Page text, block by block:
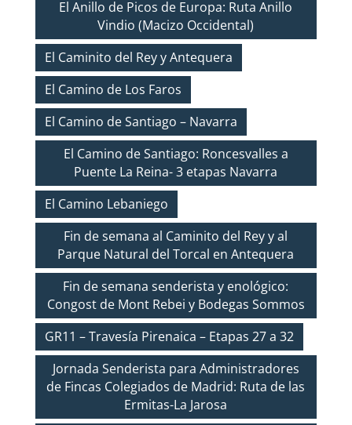
El Anillo de Picos de Europa: Ruta Anillo
Vindio (Macizo Occidental)
El Caminito del Rey y Antequera
El Camino de Los Faros
El Camino de Santiago – Navarra
El Camino de Santiago: Roncesvalles a
Puente La Reina- 3 etapas Navarra
El Camino Lebaniego
Fin de semana al Caminito del Rey y al
Parque Natural del Torcal en Antequera
Fin de semana senderista y enológico:
Congost de Mont Rebei y Bodegas Sommos
GR11 – Travesía Pirenaica – Etapas 27 a 32
Jornada Senderista para Administradores
de Fincas Colegiados de Madrid: Ruta de las
Ermitas-La Jarosa